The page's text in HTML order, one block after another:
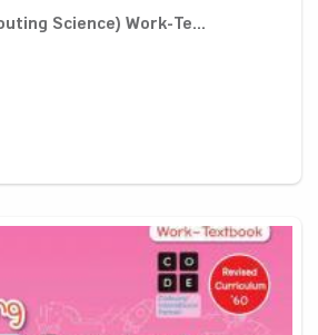
Science) Work-Te...